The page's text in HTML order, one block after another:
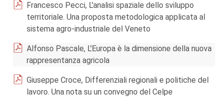
Francesco Pecci, L'analisi spaziale dello sviluppo
territoriale. Una proposta metodologica applicata al
sistema agro-industriale del Veneto
Alfonso Pascale, L'Europa è la dimensione della nuova
rappresentanza agricola
Giuseppe Croce, Differenziali regionali e politiche del
lavoro. Una nota su un convegno del Celpe